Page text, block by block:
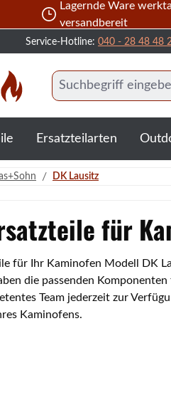
Lagernde Ware
versandbereit
Service-Hotline: 040 - 28 48 48
Ersatzteilarten
/ DK Lausitz
für
für Ihr Kaminofen Modell DK
die passenden
Team jederzeit zur
Kaminofens.